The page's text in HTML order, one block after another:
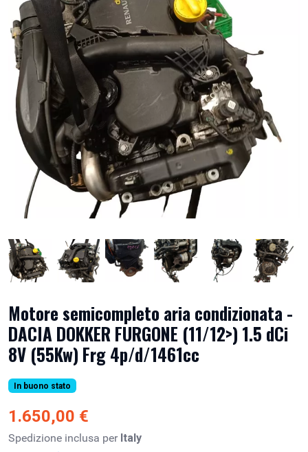
Motore semicompleto aria condizionata -
DACIA DOKKER FURGONE (11/12>) 1.5 dCi
8V (55Kw) Frg 4p/d/1461cc
In buono stato
1.650,00 €
Spedizione inclusa per Italy